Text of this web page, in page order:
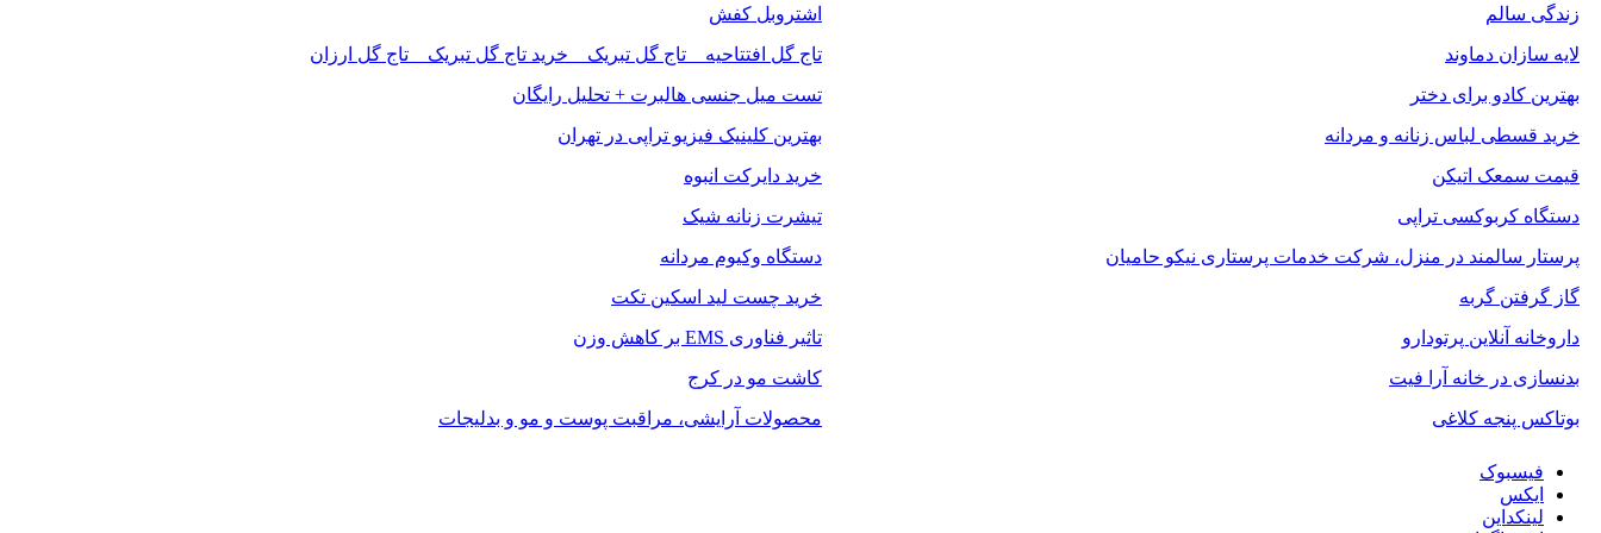
زندگی سالم
اشتروبل کفش
لایه سازان دماوند
تاج گل افتتاحیه _ تاج گل تبریک _ خرید تاج گل تبریک _ تاج گل ارزان
بهترین کادو برای دختر
تست میل جنسی هالبرت + تحلیل رایگان
خرید قسطی لباس زنانه و مردانه
بهترین کلینیک فیزیو تراپی در تهران
قیمت سمعک اتیکن
خرید دایرکت انبوه
دستگاه کربوکسی تراپی
تیشرت زنانه شیک
پرستار سالمند در منزل، شرکت خدمات پرستاری نیکو حامیان
دستگاه وکیوم مردانه
گاز گرفتن گربه
خرید چست لید اسکین تکت
داروخانه آنلاین پرتودارو
تاثیر فناوری EMS بر کاهش وزن
بدنسازی در خانه آرا فیت
کاشت مو در کرج
بوتاکس پنجه کلاغی
محصولات آرایشی، مراقبت پوست و مو و بدلیجات
فیسبوک
ایکس
لینکداین